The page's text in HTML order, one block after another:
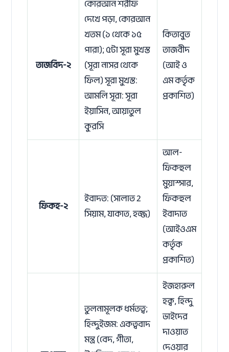
তাজবিদ-২
কোরআন শরীফ
দেখে পড়া, কোরআন
খতম (১ থেকে ১৫
পারা); ৫টা সূরা মুখস্ত
(সূরা নাসর থেকে
ফিল) সূরা মুখস্ত:
আমলি সূরা: সূরা
ইয়াসিন, আয়াতুল
কুরসি
কিতাবুত
তাজবীদ
(আই ও
এম কর্তৃক
প্রকাশিত)
ফিকহ-২
ইবাদত: (সালাত 2
সিয়াম, যাকাত, হজ্জ)
আল-
ফিকহুল
মুয়াস্সার,
ফিকহুল
ইবাদাত
(আইওএম
কর্তৃক
প্রকাশিত)
তুলনামূলক ধর্মতত্ব;
হিন্দুইজম: একত্ববাদ
মন্ত্র (বেদ, গীতা,
ইজহারুল
হক্ব, হিন্দু
ভাইদের
দাওয়াত
দেওয়ার